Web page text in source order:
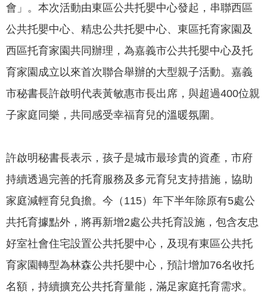
民
服
務
聯
絡
我
們
社
群
政
府
訊
公
會」。本次活動由東區公共托嬰中心發起，串聯西區
公共托嬰中心、精忠公共托嬰中心、東區托育家園及
西區托育家園共同辦理，為嘉義市公共托嬰中心及托
育家園成立以來首次聯合舉辦的大型親子活動。嘉義
市秘書長許啟明代表黃敏惠市長出席，與超過400位親
子家庭同樂，共同感受幸福育兒的溫暖氛圍。
許啟明秘書長表示，孩子是城市最珍貴的資產，市府
持續透過完善的托育服務及多元育兒支持措施，協助
家庭減輕育兒負擔。今（115）年下半年除原有5處公
共托育據點外，將再新增2處公共托育設施，包含友忠
好室社會住宅設置公共托嬰中心，及現有東區公共托
育家園轉型為林森公共托嬰中心，預計增加76名收托
名額，持續擴充公共托育量能，滿足家庭托育需求。